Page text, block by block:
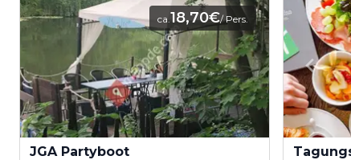
ca.18,70€/ Pers.
JGA Partyboot